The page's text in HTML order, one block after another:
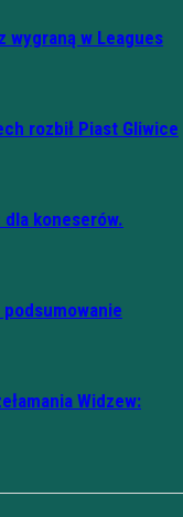
wygraną w Leagues
rozbił Piast Gliwice
dla koneserów.
podsumowanie
Widzew: